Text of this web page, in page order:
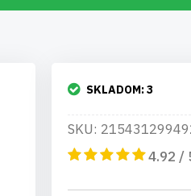
SKLADOM:3
SKU:
4.92 /